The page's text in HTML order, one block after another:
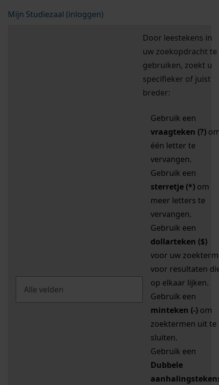
Mijn Studiezaal (inloggen)
Door leestekens in
uw zoekopdracht te
gebruiken, zoekt u
specifieker of juist
breder:
Gebruik een
vraagteken (?)
één letter te
vervangen.
Gebruik een
sterretje (*) om
meer letters te
vervangen.
Gebruik een
dollarteken ($)
voor uw zoekterm
voor resultaten
op elkaar lijken.
Gebruik een
minteken (-) om
zoektermen uit te
sluiten.
Gebruik een
Dubbele